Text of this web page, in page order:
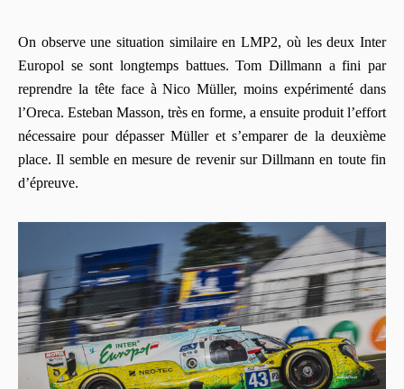
On observe une situation similaire en LMP2, où les deux Inter
Europol se sont longtemps battues. Tom Dillmann a fini par
reprendre la tête face à Nico Müller, moins expérimenté dans
l’Oreca. Esteban Masson, très en forme, a ensuite produit l’effort
nécessaire pour dépasser Müller et s’emparer de la deuxième
place. Il semble en mesure de revenir sur Dillmann en toute fin
d’épreuve.